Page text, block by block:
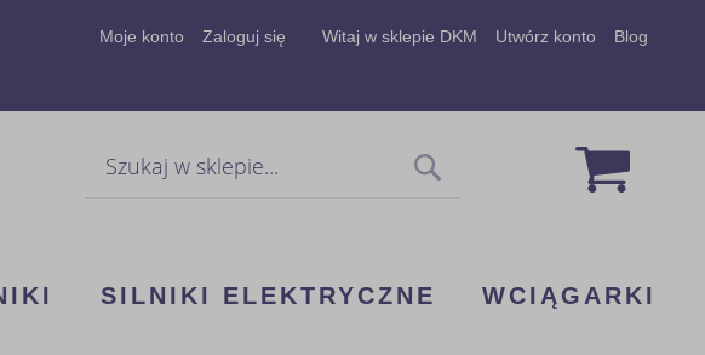
Moje konto Zaloguj się Witaj w sklepie DKM Utwórz konto Blog
Mój
SILNIKI ELEKTRYCZNE WCIĄGARKI